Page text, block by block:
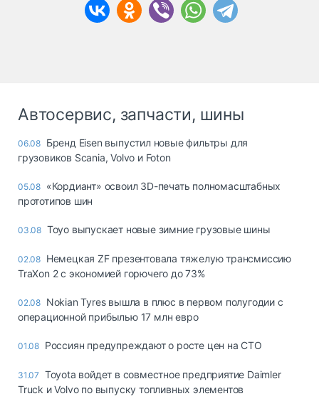
Автосервис, запчасти, шины
06.08 Бренд Eisen выпустил новые фильтры для
грузовиков Scania, Volvo и Foton
05.08 «Кордиант» освоил 3D-печать полномасштабных
прототипов шин
03.08 Toyo выпускает новые зимние грузовые шины
02.08 Немецкая ZF презентовала тяжелую трансмиссию
TraXon 2 с экономией горючего до 73%
02.08 Nokian Tyres вышла в плюс в первом полугодии с
операционной прибылью 17 млн евро
01.08 Россиян предупреждают о росте цен на СТО
31.07 Toyota войдет в совместное предприятие Daimler
Truck и Volvo по выпуску топливных элементов